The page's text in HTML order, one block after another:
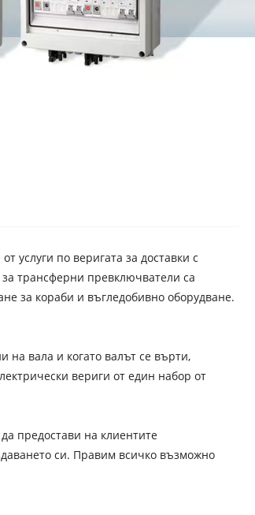
услуги по веригата за доставки с
трансферни превключватели са
за кораби и въгледобивно оборудване.
вала и когато валът се върти,
вериги от един набор от
предостави на клиентите
си. Правим всичко възможно